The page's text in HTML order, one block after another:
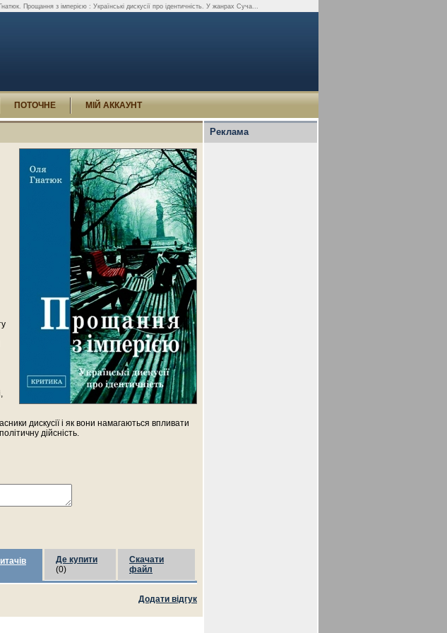
Прощання з імперією : Українські дискусії про ідентичність. У жанрах Суча...
ПОТОЧНЕ МІЙ АККАУНТ
дискусії і як вони намагаються впливати
дійсність.
Де купити
(0)
Скачати
файл
Додати відгук
Реклама